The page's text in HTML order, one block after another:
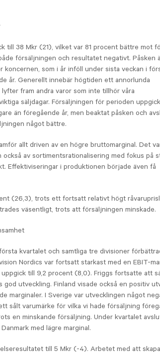
till 38 Mkr (21), vilket var 81 procent bättre mot
försäljningen och resultatet negativt. Påsken
koncernen, som i år inföll under sista veckan i
år. Generellt innebär högtiden ett annorlunda
fram andra varor som inte tillhör våra
säljdagar. Försäljningen för perioden
än föregående år, men beaktat påsken och
något bättre.
allt driven av en högre bruttomarginal. Det
också av sortimentsrationalisering med fokus på
Effektiviseringar i produktionen började även få
(26,3), trots ett fortsatt relativt högt
väsentligt, trots att försäljningen minskade.
kvartalet och samtliga tre divisioner
Nordics var fortsatt starkast med en EBIT-
till 9,2 procent (8,0). Friggs fortsatte att
god utveckling. Finland visade också en positiv
marginaler. I Sverige var utvecklingen något
sålt varumärke för vilka vi hade försäljning
en minskande försäljning. Under kvartalet
med lägre marginal.
till 5 Mkr (-4). Arbetet med att